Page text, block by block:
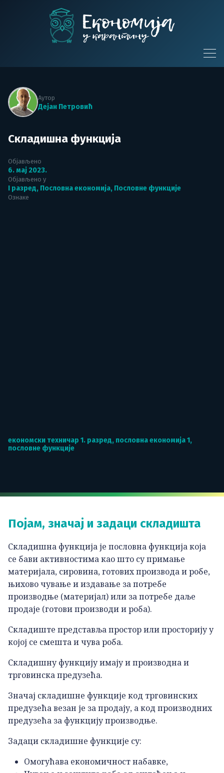
Аутор
Дејан Петровић
Складишна функција
Објављено
6. мај 2023.
Објављено у
I разред, Пословна економија, Пословне функције
Ознаке
економски техничар 1. разред, пословна економија 1,
пословне функције
Појам, значај и задаци складишта
Складишна функција је пословна функција која
се бави активностима као што су примање
материјала, сировина, готових производа и робе,
њихово чување и издавање за потребе
производње (материјал) или за потребе даље
продаје (готови произвoди и роба).
Складиште представља простор или просторију у
којој се смешта и чува роба.
Складишну функцију имају и производна и
трговинска предузећа.
Значај складишне функције код трговинских
предузећа везан је за продају, а код производних
предузећа за функцију производње.
Задаци складишне функције су:
Омогућава економичност набавке,